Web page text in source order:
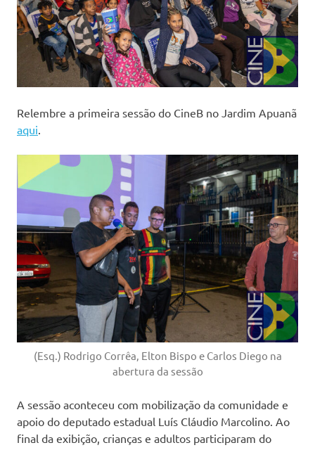
Relembre a primeira sessão do CineB no Jardim Apuanã
aqui.
(Esq.) Rodrigo Corrêa, Elton Bispo e Carlos Diego na
abertura da sessão
A sessão aconteceu com mobilização da comunidade e
apoio do deputado estadual Luís Cláudio Marcolino. Ao
final da exibição, crianças e adultos participaram do